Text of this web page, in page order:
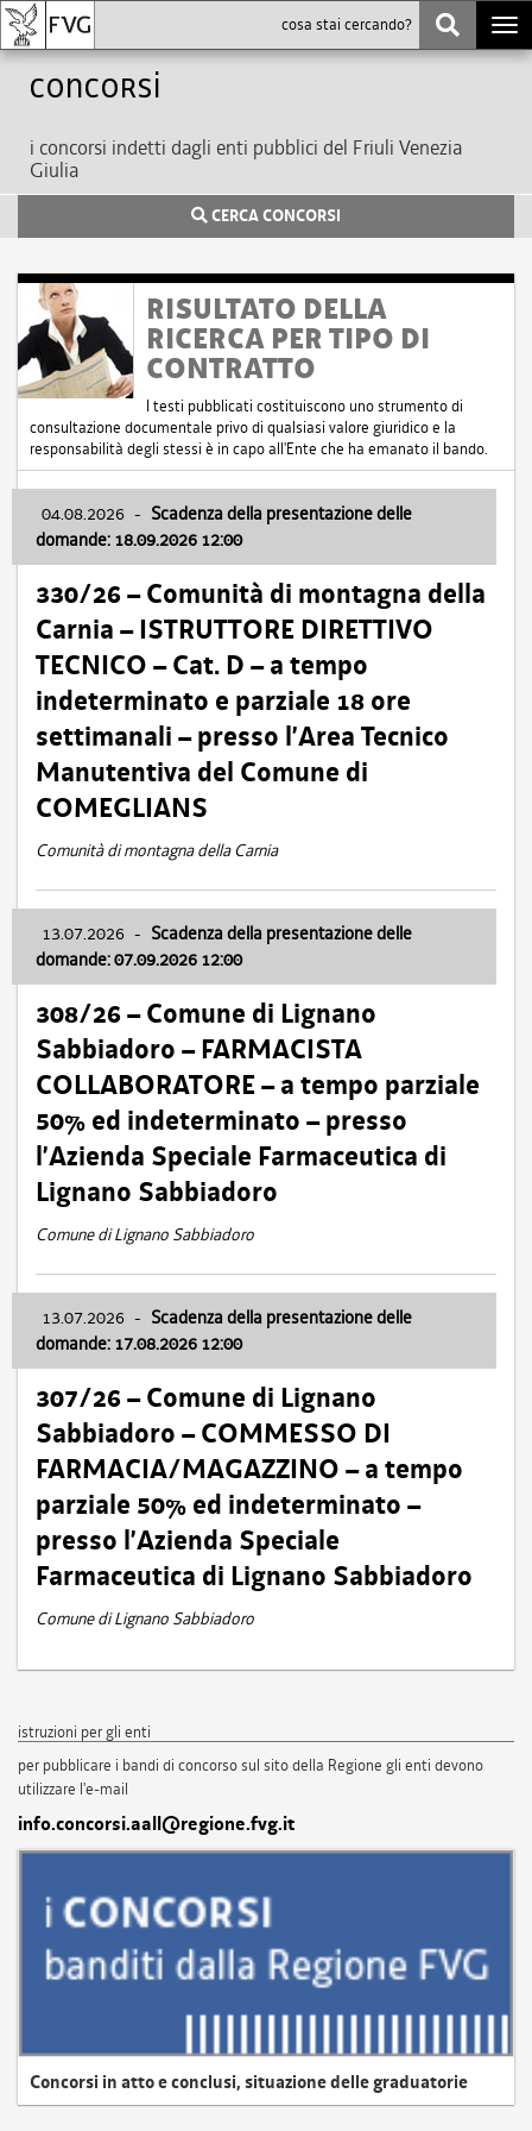
Concorsi
i concorsi indetti dagli enti pubblici del Friuli Venezia
Giulia
CERCA CONCORSI
RISULTATO DELLA
RICERCA PER TIPO DI
CONTRATTO
I testi pubblicati costituiscono uno strumento di
consultazione documentale privo di qualsiasi valore giuridico e la
responsabilità degli stessi è in capo all'Ente che ha emanato il bando.
04.08.2026 - Scadenza della presentazione delle
domande: 18.09.2026 12:00
330/26 – Comunità di montagna della
Carnia – ISTRUTTORE DIRETTIVO
TECNICO – Cat. D – a tempo
indeterminato e parziale 18 ore
settimanali – presso l’Area Tecnico
Manutentiva del Comune di
COMEGLIANS
Comunità di montagna della Carnia
13.07.2026 - Scadenza della presentazione delle
domande: 07.09.2026 12:00
308/26 – Comune di Lignano
Sabbiadoro – FARMACISTA
COLLABORATORE – a tempo parziale
50% ed indeterminato – presso
l’Azienda Speciale Farmaceutica di
Lignano Sabbiadoro
Comune di Lignano Sabbiadoro
13.07.2026 - Scadenza della presentazione delle
domande: 17.08.2026 12:00
307/26 – Comune di Lignano
Sabbiadoro – COMMESSO DI
FARMACIA/MAGAZZINO – a tempo
parziale 50% ed indeterminato –
presso l’Azienda Speciale
Farmaceutica di Lignano Sabbiadoro
Comune di Lignano Sabbiadoro
istruzioni per gli enti
per pubblicare i bandi di concorso sul sito della Regione gli enti devono
utilizzare l'e-mail
info.concorsi.aall@regione.fvg.it
Concorsi in atto e conclusi, situazione delle graduatorie